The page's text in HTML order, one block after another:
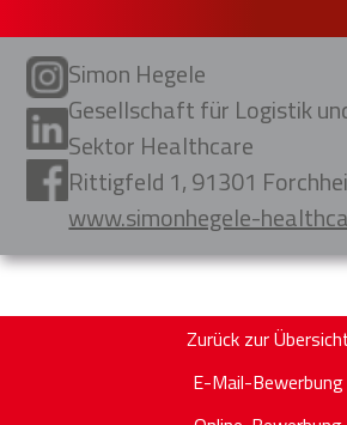
Simon Hegele
Gesellschaft für Logistik
Sektor Healthcare
Rittigfeld 1, 91301
www.simonhegele-
Zurück zur
E-Mail-Bewerbung